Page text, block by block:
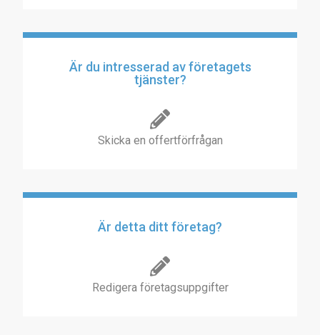
Är du intresserad av företagets
tjänster?
Skicka en offertförfrågan
Är detta ditt företag?
Redigera företagsuppgifter